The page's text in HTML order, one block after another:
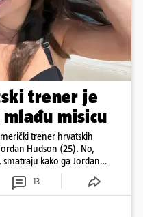
trener je
misicu
trener hrvatskih
Hudson (25). No,
kako ga Jordan
13